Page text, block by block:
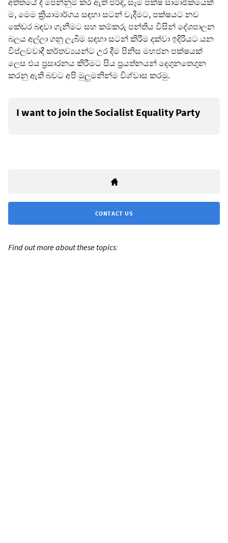
අතීතයේ දී පෙන්නුම් කර ඇති පරිදි, සෑම පක්ෂ සාමාජිකයෙක්
ම, මෙම ක්‍රියාමාර්ගය සඳහා සටන් වැදීමට, පක්ෂයට නව
කේඩර බඳවා ගැනීමට සහ කම්කරු පන්තිය විසින් දේශපාලන
බලය අල්ලා ගනු ලැබීම සඳහා සටන් කිරීම දක්වා ඉදිරියට යන
විප්ලවවාදී කර්තව්‍යයන්ට උර දීම පිනිස මහජන පක්ෂයක්
ලෙස එය ප්‍රසාරනය කිරීමට සිය ප්‍රයත්නයන් දෙගුනතෙගුන
කරනු ඇති බවට අපි මුලුමනින්ම විශ්වාස කරමු.
I want to join the Socialist Equality Party
CONTACT US
Find out more about these topics: